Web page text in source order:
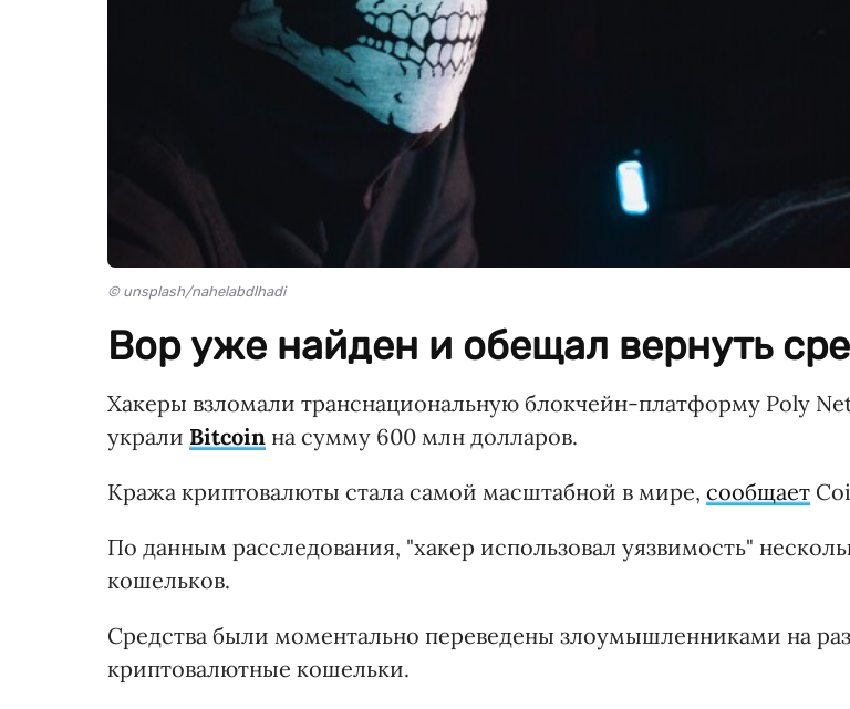
© unsplash/nahelabdlhadi
Вор уже найден и обещал вернуть
Хакеры взломали транснациональную блокчейн-платформу Poly
украли Bitcoin на сумму 600 млн долларов.
Кража криптовалюты стала самой масштабной в мире, сообщает
По данным расследования, "хакер использовал уязвимость"
кошельков.
Средства были моментально переведены злоумышленниками на
криптовалютные кошельки.